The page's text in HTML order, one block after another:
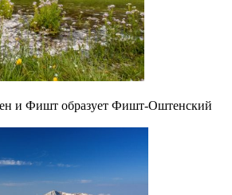
и Фишт образует Фишт-Оштенский